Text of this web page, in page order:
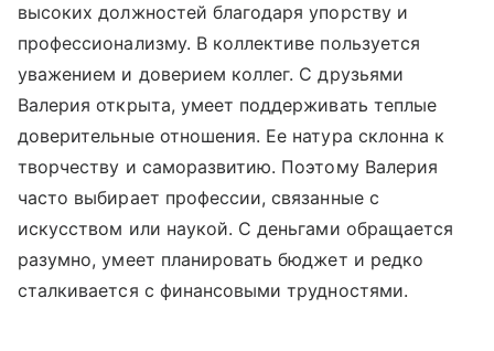
высоких должностей благодаря упорству и
профессионализму. В коллективе пользуется
уважением и доверием коллег. С друзьями
Валерия открыта, умеет поддерживать теплые
доверительные отношения. Ее натура склонна к
творчеству и саморазвитию. Поэтому Валерия
часто выбирает профессии, связанные с
искусством или наукой. С деньгами обращается
разумно, умеет планировать бюджет и редко
сталкивается с финансовыми трудностями.